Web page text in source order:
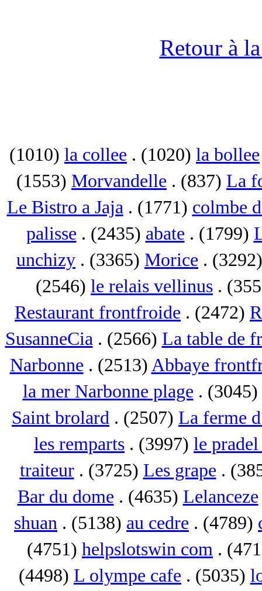
Retour à
(1010) la collee . (1020) la bollee
(1553) Morvandelle . (837) La
Le Bistro a Jaja. (1771) colmbe
palisse . (2435) abate . (1799)
unchizy . (3365) Morice .
(2546) le relais vellinus .
Restaurant frontfroide . (2472)
SusanneCia. (2566) La table de
Narbonne . (2513) Abbaye
la mer Narbonne plage . (3045)
Saint brolard . (2507) La ferme
les remparts . (3997) le
traiteur. (3725) Les grape .
Bar du dome . (4635) Lelanceze
shuan . (5138) au cedre . (4789)
(4751) helpslotswin com .
(4498) L olympe cafe . (5035)